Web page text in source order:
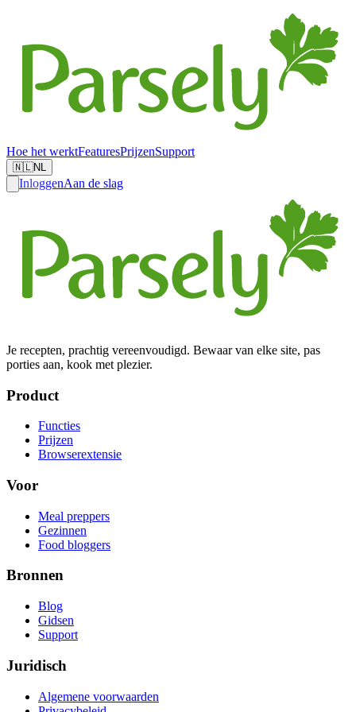
Hoe het werktFeaturesPrijzenSupport
🇳🇱NL
InloggenAan de slag
Je recepten, prachtig vereenvoudigd. Bewaar van elke site, pas
porties aan, kook met plezier.
Product
Functies
Prijzen
Browserextensie
Voor
Meal preppers
Gezinnen
Food bloggers
Bronnen
Blog
Gidsen
Support
Juridisch
Algemene voorwaarden